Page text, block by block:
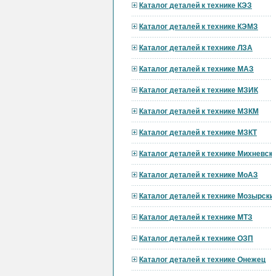
Каталог деталей к технике КЭЗ
Каталог деталей к технике КЭМЗ
Каталог деталей к технике ЛЗА
Каталог деталей к технике МАЗ
Каталог деталей к технике МЗИК
Каталог деталей к технике МЗКМ
Каталог деталей к технике МЗКТ
Каталог деталей к технике
Каталог деталей к технике МоАЗ
Каталог деталей к технике
Каталог деталей к технике МТЗ
Каталог деталей к технике ОЗП
Каталог деталей к технике Онежец